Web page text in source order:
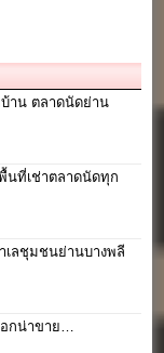
าน ตลาดนัดย่าน
นที่เช่าตลาดนัดทุก
เลชุมชนย่านบางพลี
กน่าขาย…